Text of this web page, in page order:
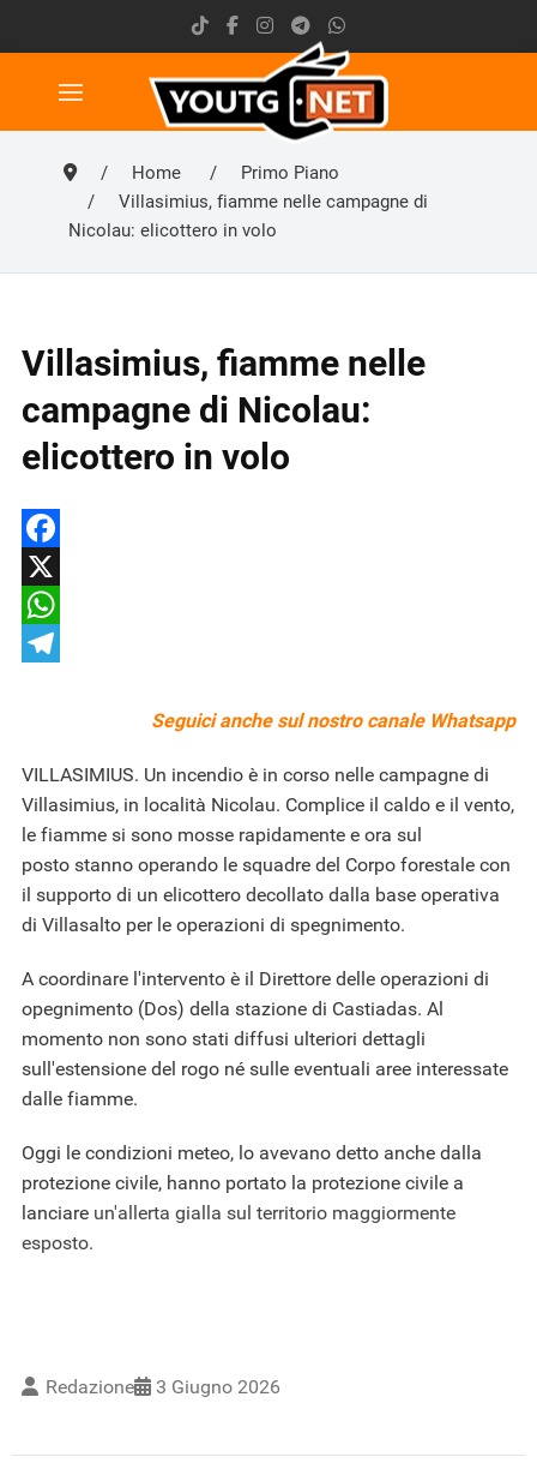
Home
Primo Piano
Villasimius, fiamme nelle campagne di
Nicolau: elicottero in volo
Villasimius, fiamme nelle
campagne di Nicolau:
elicottero in volo
Facebook
X
WhatsApp
Seguici anche sul nostro canale Whatsapp
VILLASIMIUS. Un incendio è in corso nelle campagne di
Villasimius, in località Nicolau. Complice il caldo e il vento,
le fiamme si sono mosse rapidamente e ora sul
posto stanno operando le squadre del Corpo forestale con
il supporto di un elicottero decollato dalla base operativa
di Villasalto per le operazioni di spegnimento.
A coordinare l'intervento è il Direttore delle operazioni di
opegnimento (Dos) della stazione di Castiadas. Al
momento non sono stati diffusi ulteriori dettagli
sull'estensione del rogo né sulle eventuali aree interessate
dalle fiamme.
Oggi le condizioni meteo, lo avevano detto anche dalla
protezione civile, hanno portato la protezione civile a
lanciare un'allerta gialla sul territorio maggiormente
esposto.
Redazione 3 Giugno 2026